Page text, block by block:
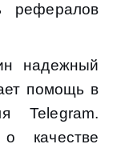
рефералов
надежный
помощь в
Telegram.
качестве